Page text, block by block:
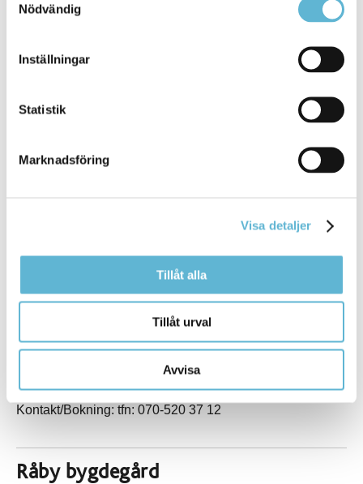
Nödvändig
Inställningar
Statistik
Marknadsföring
Visa detaljer
Tillåt alla
Tillåt urval
Avvisa
middag.
Adress: Stig Sunnes väg, 295 31 Bromölla
Bokning:
Adress: Stig Sunnes väg 2, 295 31 Bromölla
Bromölla fritidcenters webbplats
Lokaler som låter kreativiteten flöda genom dialoger och
kulturuttryck.
Tiansgård i Bromölla
Adress: Tians väg 13, Bromölla
Kontakt/Bokning: tfn: 070-520 37 12
Råby bygdegård